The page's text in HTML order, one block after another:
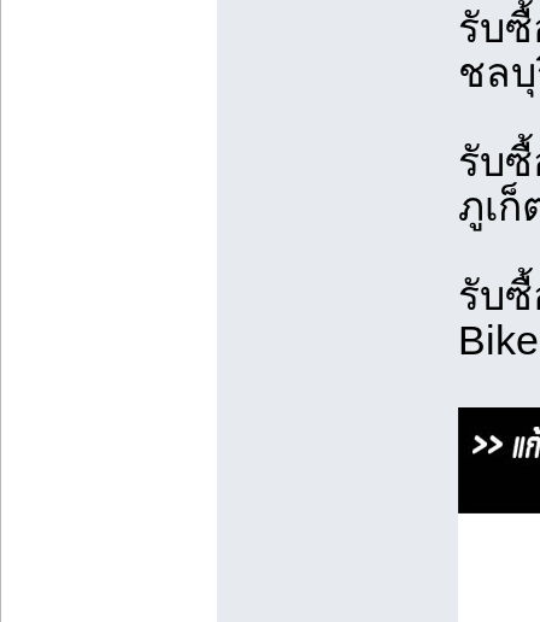
รับ
ชล
รับ
ภูเ
รับ